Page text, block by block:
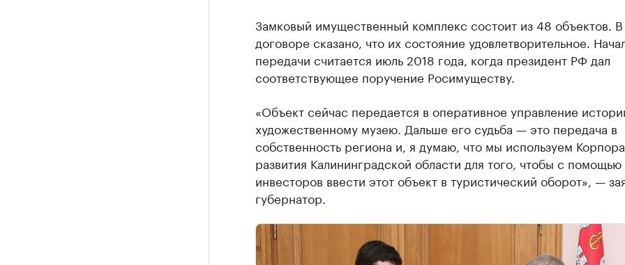
Замковый имущественный комплекс состоит из 48 объектов. В
договоре сказано, что их состояние удовлетворительное.
передачи считается июль 2018 года, когда президент РФ дал
соответствующее поручение Росимуществу.
«Объект сейчас передается в оперативное управление
художественному музею. Дальше его судьба — это передача в
собственность региона и, я думаю, что мы используем
развития Калининградской области для того, чтобы с помощью
инвесторов ввести этот объект в туристический оборот», —
губернатор.